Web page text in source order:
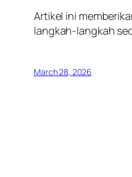
Artikel ini
langkah-langkah
March 28, 2026